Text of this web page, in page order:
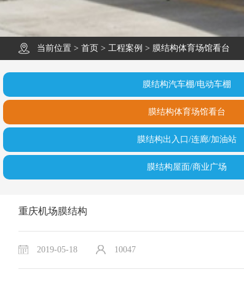
当前位置 > 首页 > 工程案例 > 膜结构体育场馆看台
膜结构汽车棚/电动车棚
膜结构体育场馆看台
膜结构出入口/连廊/加油站
膜结构屋面/商业广场
重庆机场膜结构
2019-05-18 10047